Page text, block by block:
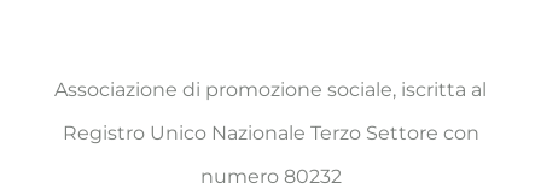
Associazione di promozione sociale, iscritta al
Registro Unico Nazionale Terzo Settore con
numero 80232